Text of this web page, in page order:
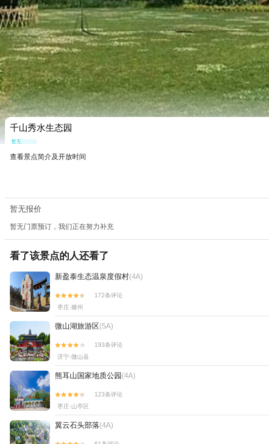
千山秀水生态园
暂无点评
查看景点简介及开放时间
暂无报价
暂无门票预订，我们正在努力补充
看了该景点的人还看了
新盈泰生态温泉度假村(4A)


172条评论
枣庄·滕州
微山湖旅游区(5A)


193条评论
济宁·微山县
熊耳山国家地质公园(4A)


123条评论
枣庄·山亭区
翼云石头部落(4A)